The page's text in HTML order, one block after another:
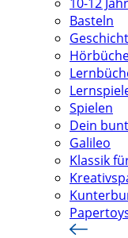
Basteln
Spielen
Dein
Galileo
Klassik